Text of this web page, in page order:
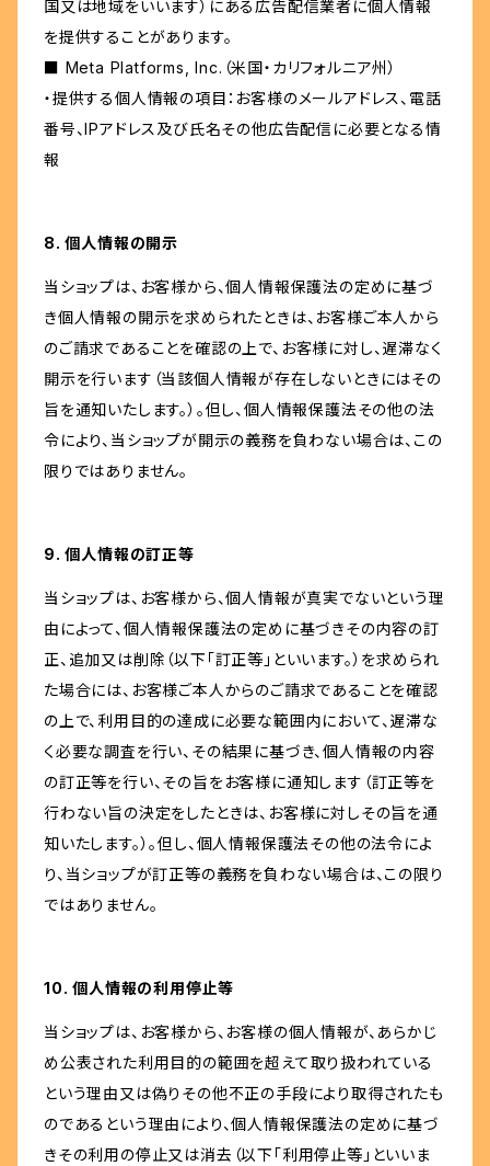
国又は地域をいいます）にある広告配信業者に個人情報
を提供することがあります。
■ Meta Platforms, Inc.（米国・カリフォルニア州）
・提供する個人情報の項目：お客様のメールアドレス、電話
番号、IPアドレス及び氏名その他広告配信に必要となる情
報
8. 個人情報の開示
当ショップは、お客様から、個人情報保護法の定めに基づ
き個人情報の開示を求められたときは、お客様ご本人から
のご請求であることを確認の上で、お客様に対し、遅滞なく
開示を行います（当該個人情報が存在しないときにはその
旨を通知いたします。）。但し、個人情報保護法その他の法
令により、当ショップが開示の義務を負わない場合は、この
限りではありません。
9. 個人情報の訂正等
当ショップは、お客様から、個人情報が真実でないという理
由によって、個人情報保護法の定めに基づきその内容の訂
正、追加又は削除（以下「訂正等」といいます。）を求められ
た場合には、お客様ご本人からのご請求であることを確認
の上で、利用目的の達成に必要な範囲内において、遅滞な
く必要な調査を行い、その結果に基づき、個人情報の内容
の訂正等を行い、その旨をお客様に通知します（訂正等を
行わない旨の決定をしたときは、お客様に対しその旨を通
知いたします。）。但し、個人情報保護法その他の法令によ
り、当ショップが訂正等の義務を負わない場合は、この限り
ではありません。
10. 個人情報の利用停止等
当ショップは、お客様から、お客様の個人情報が、あらかじ
め公表された利用目的の範囲を超えて取り扱われている
という理由又は偽りその他不正の手段により取得されたも
のであるという理由により、個人情報保護法の定めに基づ
きその利用の停止又は消去（以下「利用停止等」といいま